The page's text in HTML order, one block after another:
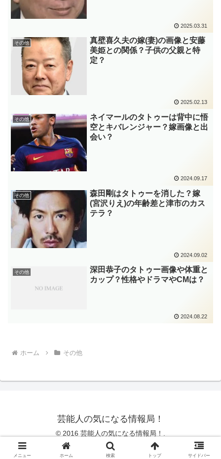
2025.03.31
その他
真壁喜久夫の嫁(妻)の画像と安藤
美姫との関係？子供の父親と特
定？
2025.02.13
その他
ネイマールのタトゥーは背中に悟
空とキバレンジャー？嫁画像と出
会い？
2024.09.17
その他
森田剛はタトゥーを消した？嫁
(宮沢りえ)の年齢差と津市のカス
テラ？
2024.09.02
その他
深田恭子のタトゥー画像や体重と
カップ？性格やドラマやCMは？
2024.08.22
ホーム その他
芸能人の気になる情報局！
© 2016 芸能人の気になる情報局！.
メニュー ホーム 検索 トップ サイドバー
Copy Protected by Chetan WP-Copyprotect